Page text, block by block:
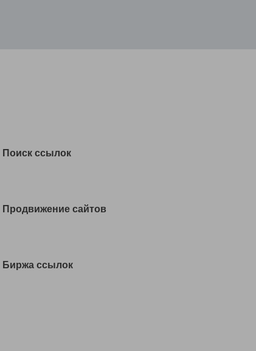
Поиск ссылок
Продвижение сайтов
Биржа ссылок